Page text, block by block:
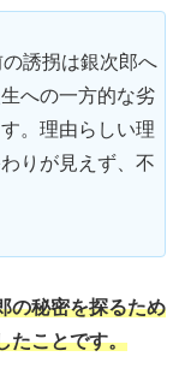
誘拐は銀次郎へ
への一方的な劣
。理由らしい理
りが見えず、不
の秘密を探るため
たことです。